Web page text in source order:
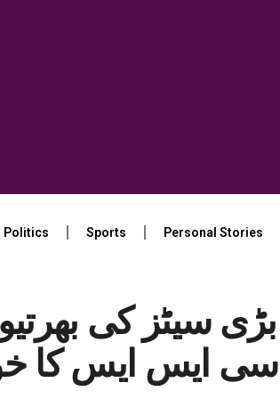
Politics Sports Personal Stories
بڑی سیٹز کی
سی ایس ایس کا